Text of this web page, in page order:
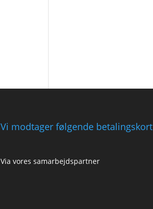
Vi modtager følgende betalingskort
Via vores samarbejdspartner